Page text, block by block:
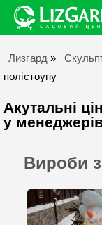
Лизгард »
полістоуну
Акутальні
у менеджерів
Вироби з